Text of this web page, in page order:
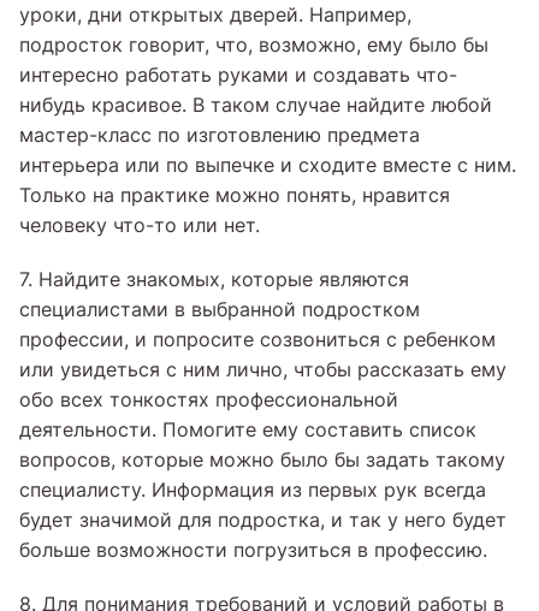
уроки, дни открытых дверей. Например,
подросток говорит, что, возможно, ему было бы
интересно работать руками и создавать что-
нибудь красивое. В таком случае найдите любой
мастер-класс по изготовлению предмета
интерьера или по выпечке и сходите вместе с ним.
Только на практике можно понять, нравится
человеку что-то или нет.
7. Найдите знакомых, которые являются
специалистами в выбранной подростком
профессии, и попросите созвониться с ребенком
или увидеться с ним лично, чтобы рассказать ему
обо всех тонкостях профессиональной
деятельности. Помогите ему составить список
вопросов, которые можно было бы задать такому
специалисту. Информация из первых рук всегда
будет значимой для подростка, и так у него будет
больше возможности погрузиться в профессию.
8. Для понимания требований и условий работы в